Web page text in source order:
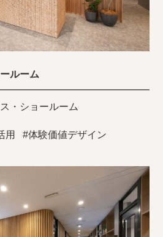
ルーム
・ショールーム
用 #体験価値デザイン